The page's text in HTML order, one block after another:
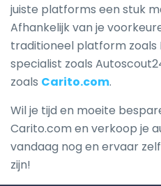
juiste platforms een stuk
Afhankelijk van je
traditioneel platform zoals
specialist zoals
zoals Carito.com.
Wil je tijd en moeite
Carito.com en verkoop je
vandaag nog en ervaar
zijn!